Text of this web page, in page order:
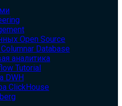
Open Source
Database
аналитика
Tutorial
DWH
ClickHouse